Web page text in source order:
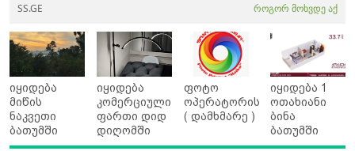
SS.GE როგორ მოხვდე აქ
იყიდება
მიწის
ნაკვეთი
ბათუმში
იყიდება
კომერციული
ფართი დიდ
დიღომში
ფოტო
ოპერატორის
( დამხმარე )
იყიდება 1
ოთახიანი
ბინა
ბათუმში